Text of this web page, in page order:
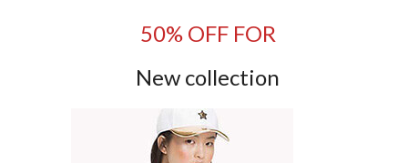
50% OFF FOR
New collection